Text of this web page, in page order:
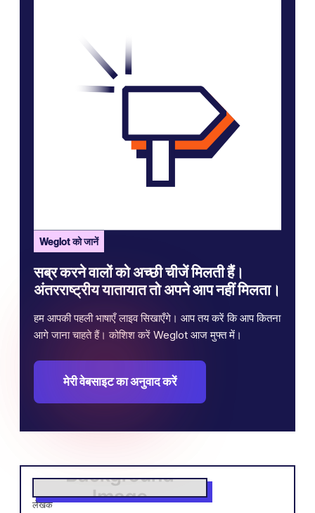
Weglot को जानें
सब्र करने वालों को अच्छी चीजें मिलती हैं।
अंतरराष्ट्रीय यातायात तो अपने आप नहीं मिलता।
हम आपकी पहली भाषाएँ लाइव सिखाएँगे। आप तय करें कि आप कितना
आगे जाना चाहते हैं। कोशिश करें Weglot आज मुफ्त में।
मेरी वेबसाइट का अनुवाद करें
लेखक